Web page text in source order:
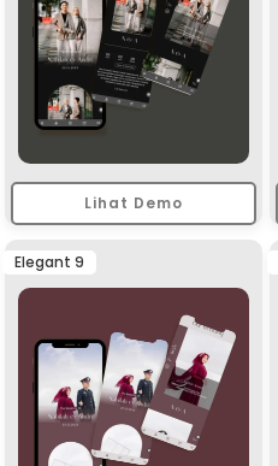
Lihat Demo
Elegant 9